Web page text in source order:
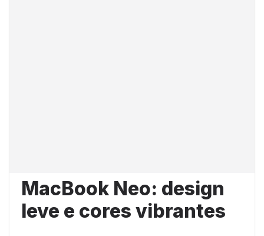
MacBook Neo: design
leve e cores vibrantes